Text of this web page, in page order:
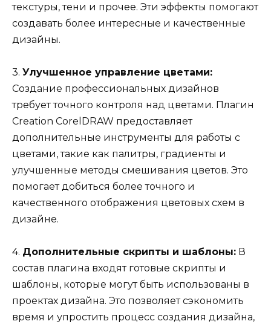
текстуры, тени и прочее. Эти эффекты помогают
создавать более интересные и качественные
дизайны.
3. Улучшенное управление цветами:
Создание профессиональных дизайнов
требует точного контроля над цветами. Плагин
Creation CorelDRAW предоставляет
дополнительные инструменты для работы с
цветами, такие как палитры, градиенты и
улучшенные методы смешивания цветов. Это
помогает добиться более точного и
качественного отображения цветовых схем в
дизайне.
4. Дополнительные скрипты и шаблоны: В
состав плагина входят готовые скрипты и
шаблоны, которые могут быть использованы в
проектах дизайна. Это позволяет сэкономить
время и упростить процесс создания дизайна,